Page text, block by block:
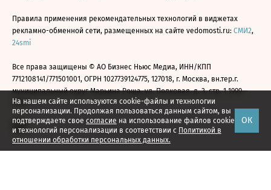
На нашем сайте используются cookie-файлы и технологии
персонализации. Продолжая пользоваться данным сайтом, вы
подтверждаете свое согласие на использование файлов cookie
и технологий персонализации в соответствии с Политикой в
отношении обработки персональных данных.
ОК
Правила применения рекомендательных технологий в виджетах
рекламно-обменной сети, размещенных на сайте vedomosti.ru: СМИ2,
24smi
Все права защищены © АО Бизнес Ньюс Медиа, ИНН/КПП
7712108141/771501001, ОГРН 1027739124775, 127018, г. Москва, вн.тер.г.
муниципальный округ Марьина Роща, ул. Полковая, д. 3, стр. 1 1999—
2026